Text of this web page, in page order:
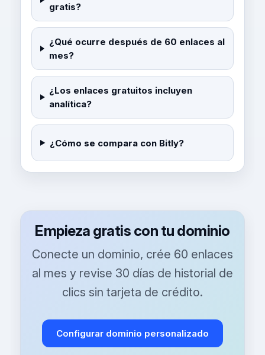
gratis?
¿Qué ocurre después de 60 enlaces al
mes?
¿Los enlaces gratuitos incluyen
analítica?
¿Cómo se compara con Bitly?
Empieza gratis con tu dominio
Conecte un dominio, crée 60 enlaces
al mes y revise 30 días de historial de
clics sin tarjeta de crédito.
Configurar dominio personalizado